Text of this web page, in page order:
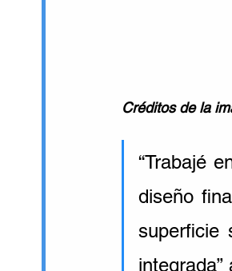
Créditos de la
“Trabajé
diseño
superficie